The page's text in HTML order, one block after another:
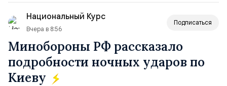
командующий Черноморским флотом ВМФ России
(1998–2002 г...
Национальный Курс
Вчера в 8:56
Подписаться
Минобороны РФ рассказало
подробности ночных ударов по
Киеву